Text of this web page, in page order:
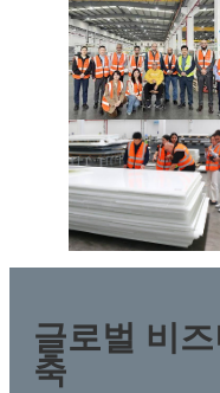
글로벌 비
축